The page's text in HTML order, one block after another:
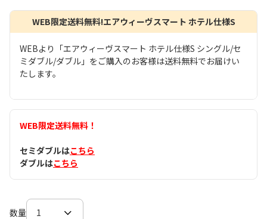
WEB限定送料無料!エアウィーヴスマート ホテル仕様S
WEBより「エアウィーヴスマート ホテル仕様S シングル/セ
ミダブル/ダブル」をご購入のお客様は送料無料でお届けい
たします。
WEB限定送料無料！
セミダブルはこちら
ダブルはこちら
数量